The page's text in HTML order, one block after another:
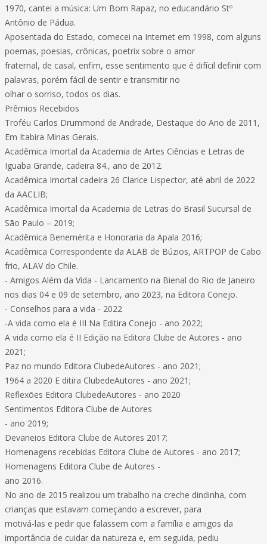
1970, cantei a música: Um Bom Rapaz, no educandário Stº
Antônio de Pádua.
Aposentada do Estado, comecei na Internet em 1998, com alguns
poemas, poesias, crônicas, poetrix sobre o amor
fraternal, de casal, enfim, esse sentimento que é difícil definir com
palavras, porém fácil de sentir e transmitir no
olhar o sorriso, todos os dias.
Prêmios Recebidos
Troféu Carlos Drummond de Andrade, Destaque do Ano de 2011,
Em Itabira Minas Gerais.
Acadêmica Imortal da Academia de Artes Ciências e Letras de
Iguaba Grande, cadeira 84., ano de 2012.
Acadêmica Imortal cadeira 26 Clarice Lispector, até abril de 2022
da AACLIB;
Acadêmica Imortal da Academia de Letras do Brasil Sucursal de
São Paulo – 2019;
Acadêmica Benemérita e Honoraria da Apala 2016;
Acadêmica Correspondente da ALAB de Búzios, ARTPOP de Cabo
frio, ALAV do Chile.
- Amigos Além da Vida - Lancamento na Bienal do Rio de Janeiro
nos dias 04 e 09 de setembro, ano 2023, na Editora Conejo.
- Conselhos para a vida - 2022
-A vida como ela é III Na Editira Conejo - ano 2022;
A vida como ela é II Edição na Editora Clube de Autores - ano
2021;
Paz no mundo Editora ClubedeAutores - ano 2021;
1964 a 2020 E ditira ClubedeAutores - ano 2021;
Reflexões Editora ClubedeAutores - ano 2020
Sentimentos Editora Clube de Autores
- ano 2019;
Devaneios Editora Clube de Autores 2017;
Homenagens recebidas Editora Clube de Autores - ano 2017;
Homenagens Editora Clube de Autores -
ano 2016.
No ano de 2015 realizou um trabalho na creche dindinha, com
crianças que estavam começando a escrever, para
motivá-las e pedir que falassem com a família e amigos da
importância de cuidar da natureza e, em seguida, pediu